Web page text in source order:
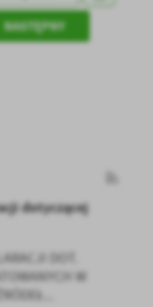
NASTĘPNY
dotyczącej
DOT.
W